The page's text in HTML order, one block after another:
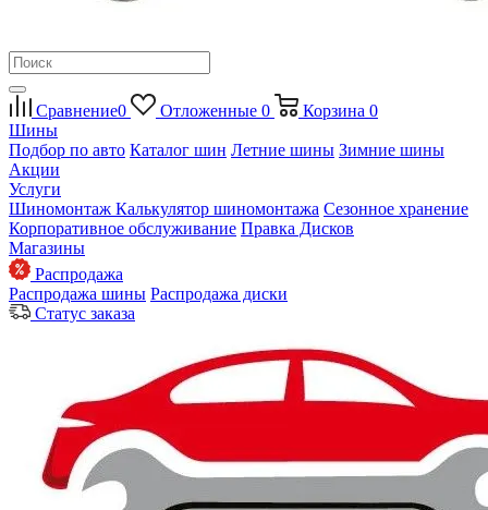
Сравнение0 Отложенные 0 Корзина 0
Шины
Подбор по авто Каталог шин Летние шины Зимние шины
Акции
Услуги
Шиномонтаж Калькулятор шиномонтажа Сезонное хранение
Корпоративное обслуживание Правка Дисков
Магазины
Распродажа
Распродажа шины Распродажа диски
Статус заказа